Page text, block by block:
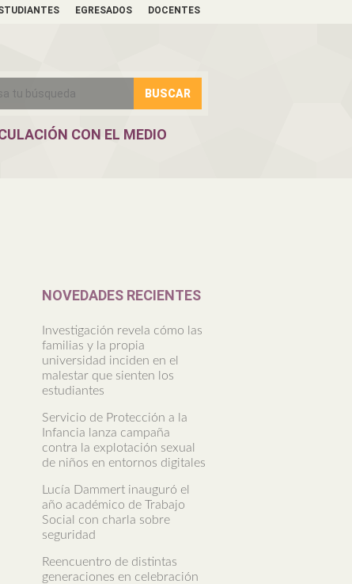
EGRESADOS DOCENTES
CON EL MEDIO
NOVEDADES RECIENTES
Investigación revela cómo las
familias y la propia
universidad inciden en el
malestar que sienten los
estudiantes
Servicio de Protección a la
Infancia lanza campaña
contra la explotación sexual
de niños en entornos digitales
Lucía Dammert inauguró el
año académico de Trabajo
Social con charla sobre
seguridad
Reencuentro de distintas
generaciones en celebración